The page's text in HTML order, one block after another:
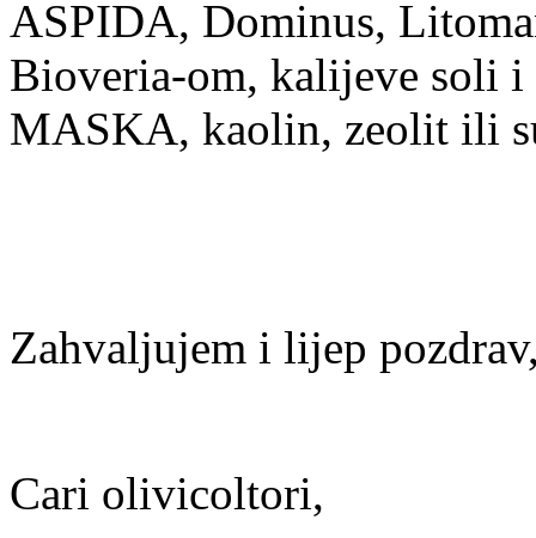
ASPIDA, Dominus,
Bioveria-om, kalijeve soli i
MASKA, kaolin, zeolit ili
Zahvaljujem i lijep
Cari olivicoltori,